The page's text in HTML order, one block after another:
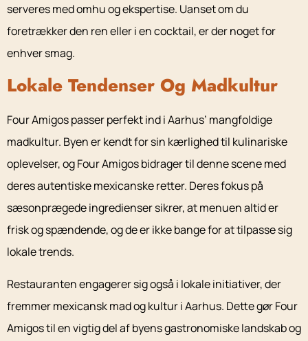
serveres med omhu og ekspertise. Uanset om du
foretrækker den ren eller i en cocktail, er der noget for
enhver smag.
Lokale Tendenser Og Madkultur
Four Amigos passer perfekt ind i Aarhus’ mangfoldige
madkultur. Byen er kendt for sin kærlighed til kulinariske
oplevelser, og Four Amigos bidrager til denne scene med
deres autentiske mexicanske retter. Deres fokus på
sæsonprægede ingredienser sikrer, at menuen altid er
frisk og spændende, og de er ikke bange for at tilpasse sig
lokale trends.
Restauranten engagerer sig også i lokale initiativer, der
fremmer mexicansk mad og kultur i Aarhus. Dette gør Four
Amigos til en vigtig del af byens gastronomiske landskab og